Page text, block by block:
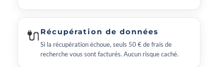
🔌 Récupération de données
Si la récupération échoue, seuls 50 € de frais de
recherche vous sont facturés. Aucun risque caché.